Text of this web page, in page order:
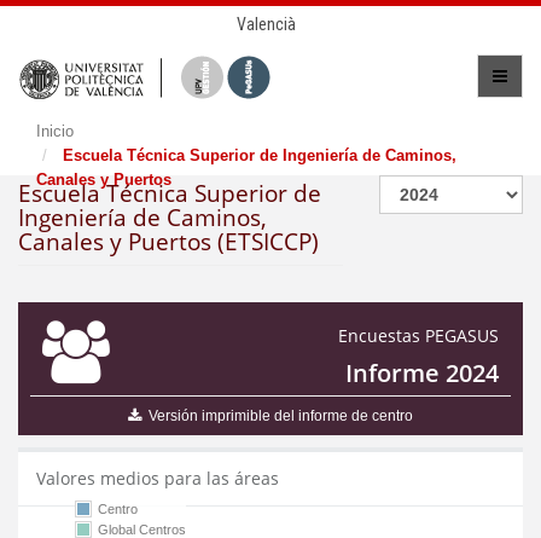
Valencià
Inicio
Escuela Técnica Superior de Ingeniería de Caminos,
Canales y Puertos
Escuela Técnica Superior de
Ingeniería de Caminos,
Canales y Puertos (ETSICCP)
Encuestas PEGASUS
Informe 2024
Versión imprimible del informe de centro
Valores medios para las áreas
Centro
Global Centros